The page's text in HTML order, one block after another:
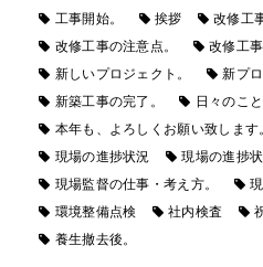
工事開始。
挨拶
改修工
改修工事の注意点。
改修工事
新しいプロジェクト。
新プ
新築工事の完了。
日々のこと
本年も、よろしくお願い致します
現場の進捗状況
現場の進捗状
現場監督の仕事・考え方。
環境整備点検
社内検査
養生撤去後。